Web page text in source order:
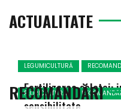
ACTUALITATE
RECOMANDĂRI
LEGUMICULTURĂ
Fertilizarea salatei:
sensibilitate
FLORICULTURA